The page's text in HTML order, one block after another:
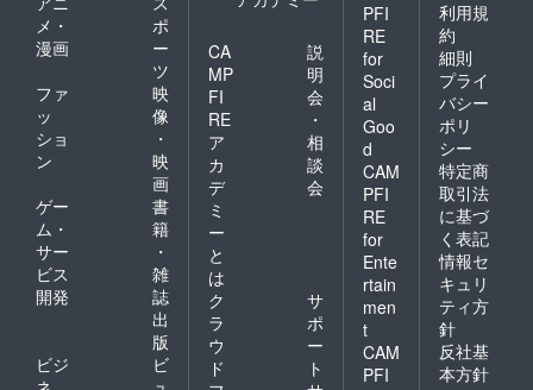
メ・
漫画
ポ
ー
ツ
ファ
ッ
ショ
ン
映
像
・
映
画
ゲー
ム・
サー
ビス
開発
書
籍
・
雑
誌
出
版
ビジ
ビ
CA
MP
FI
RE
ア
カ
デ
ミ
ー
と
は
説
明
会
・
相
談
会
ク
ラ
ウ
ド
サ
ポ
ー
ト
PFI
RE
for
Soci
al
Goo
d
CAM
PFI
RE
for
Ente
rtain
men
t
CAM
PFI
利用規
約
細則
プライ
バシー
ポリ
シー
特定商
取引法
に基づ
く表記
情報セ
キュリ
ティ方
針
反社基
本方針